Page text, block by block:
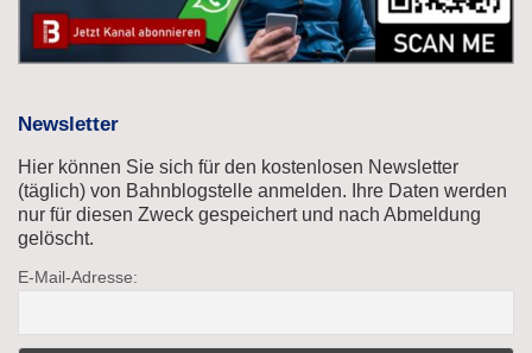
Newsletter
Hier können Sie sich für den kostenlosen Newsletter
(täglich) von Bahnblogstelle anmelden. Ihre Daten werden
nur für diesen Zweck gespeichert und nach Abmeldung
gelöscht.
E-Mail-Adresse: